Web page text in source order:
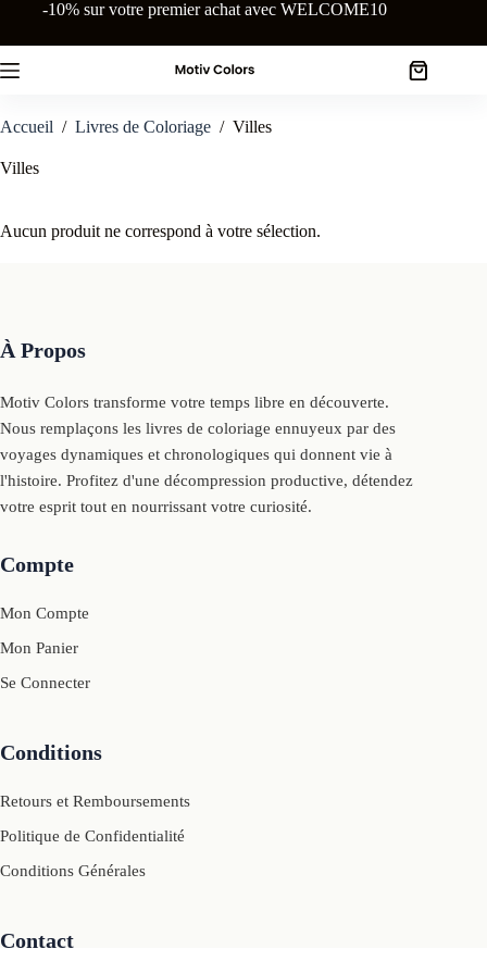
contenu
-10% sur votre premier achat avec WELCOME10
Panier
Accueil / Livres de Coloriage / Villes
Villes
Aucun produit ne correspond à votre sélection.
À Propos
Motiv Colors transforme votre temps libre en découverte.
Nous remplaçons les livres de coloriage ennuyeux par des
voyages dynamiques et chronologiques qui donnent vie à
l'histoire. Profitez d'une décompression productive, détendez
votre esprit tout en nourrissant votre curiosité.
Compte
Mon Compte
Mon Panier
Se Connecter
Conditions
Retours et Remboursements
Politique de Confidentialité
Conditions Générales
Contact